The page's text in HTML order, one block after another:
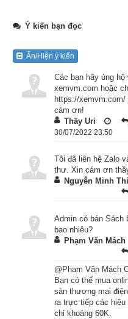
Cuốn sách gồm các nội
- Tuổi gì, mạng gì?
- Các sao tốt
- Các ngày xấu
- Bài thơ thụ tử, sát chủ
- Ngày cô thần quả tú
- Ngày ly sào
Ý kiến bạn đọc
Ẩn/Hiện ý kiến
Các bạn hãy ủng
xemvm.com hoặc
https://
cám ơn!
Thầy Uri
30/07/2022 23:50
Tôi đã liên hệ Zalo
thư. Xin cám ơn
Nguyễn Minh
Admin có bán Sách
bao nhiêu?
Phạm Văn Mách
@Phạm Văn Mách
Bạn có thể mua
sàn thương mại
ra trực tiếp các
chỉ khoảng 60K.